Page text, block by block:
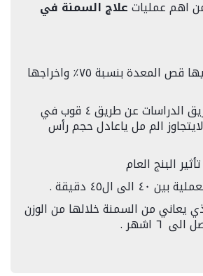
اهم عملياتعلاج السمنة في
وهي عملية يتم فيها قص المعدة بنسبة ٧٥٪ واخراجها
تتم العملية عن طريق الدراسات عن طريق ٤ قوب في
الم مل ياعادل حجم رأس
البنج العام
الى ال٤٥ دقيقة
.
من السمنة خلالها من الوزن
٦ اشهر .